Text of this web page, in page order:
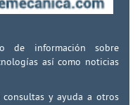
de información sobre
así como noticias
consultas y ayuda a otros